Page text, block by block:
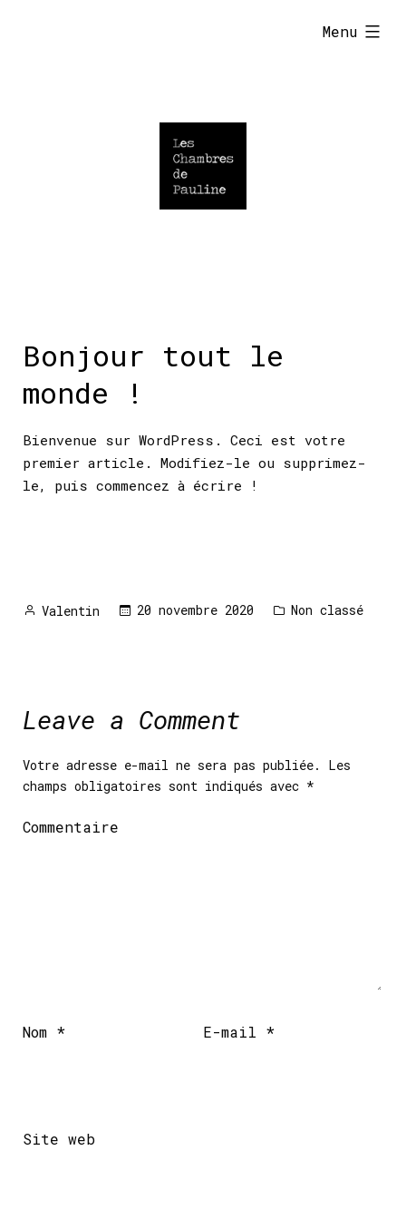
Menu
expanded
Bonjour tout le
monde !
Bienvenue sur WordPress. Ceci est votre
premier article. Modifiez-le ou supprimez-
le, puis commencez à écrire !
Posted
Valentin 20 novembre 2020
Posted
Non classé
Leave a Comment
Votre adresse e-mail ne sera pas publiée.
Les
champs obligatoires sont indiqués avec *
Commentaire
Nom * E-mail *
Site web